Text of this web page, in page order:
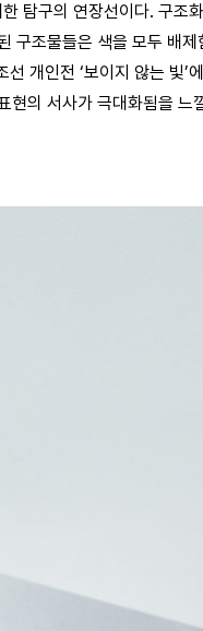
탐구의 연장선이다. 구조
구조물들은 색을 모두 배
개인전 ‘보이지 않는 빛’
현의 서사가 극대화됨을 느